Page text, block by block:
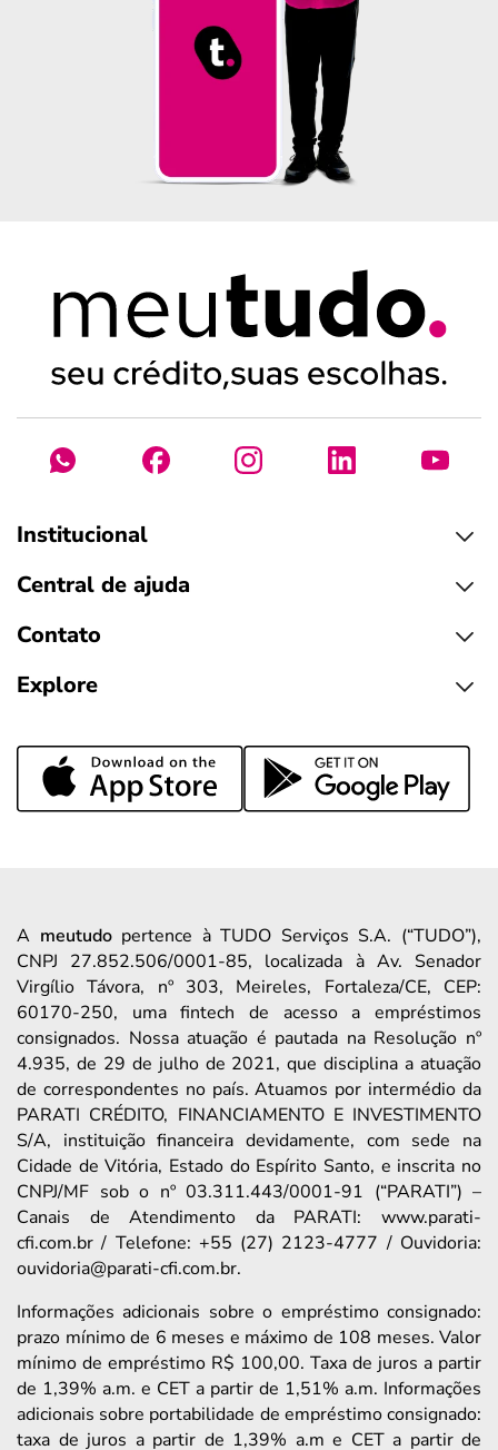
Institucional
Central de ajuda
Contato
Explore
A meutudopertence à TUDO Serviços S.A. (“TUDO”),
CNPJ 27.852.506/0001-85, localizada à Av. Senador
Virgílio Távora, nº 303, Meireles, Fortaleza/CE, CEP:
60170-250, uma fintech de acesso a empréstimos
consignados. Nossa atuação é pautada na Resolução nº
4.935, de 29 de julho de 2021, que disciplina a atuação
de correspondentes no país. Atuamos por intermédio da
PARATI CRÉDITO, FINANCIAMENTO E INVESTIMENTO
S/A, instituição financeira devidamente, com sede na
Cidade de Vitória, Estado do Espírito Santo, e inscrita no
CNPJ/MF sob o nº 03.311.443/0001-91 (“PARATI”) –
Canais de Atendimento da PARATI: www.parati-
cfi.com.br / Telefone: +55 (27) 2123-4777 / Ouvidoria:
ouvidoria@parati-cfi.com.br.
Informações adicionais sobre o empréstimo consignado:
prazo mínimo de 6 meses e máximo de 108 meses. Valor
mínimo de empréstimo R$ 100,00. Taxa de juros a partir
de 1,39% a.m. e CET a partir de 1,51% a.m. Informações
adicionais sobre portabilidade de empréstimo consignado:
taxa de juros a partir de 1,39% a.m e CET a partir de